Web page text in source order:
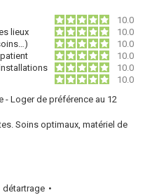
10.0
lieux
10.0
10.0
10.0
10.0
10.0
- Loger de préférence au 12
Soins optimaux, matériel de
détartrage